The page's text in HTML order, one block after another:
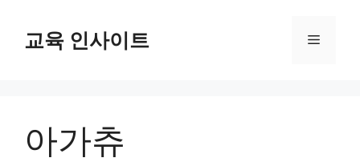
교육 인사이트 메
아가츄